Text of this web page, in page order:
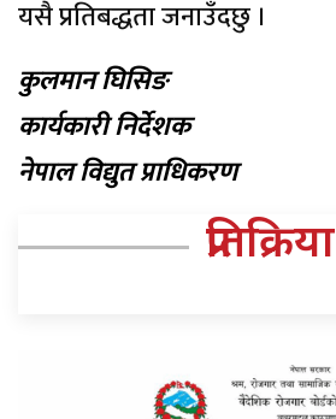
यसै प्रतिबद्धता जनाउँदछु ।
कुलमान घिसिङ
कार्यकारी निर्देशक
नेपाल विद्युत प्राधिकरण
प्रतिक्रिया